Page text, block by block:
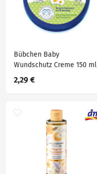
Bübchen Baby
Wundschutz Creme 150 ml
2,29 €